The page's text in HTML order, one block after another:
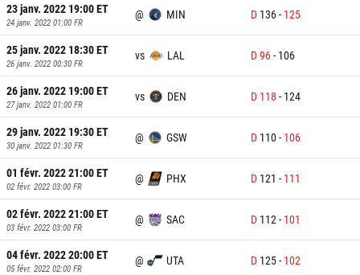
23 janv. 2022 19:00ET
24 janv. 2022 01:00 FR
@ MIN D 136- 125
25 janv. 2022 18:30ET
26 janv. 2022 00:30 FR
vs LAL D 96- 106
26 janv. 2022 19:00ET
27 janv. 2022 01:00 FR
vs DEN D 118 - 124
29 janv. 2022 19:30ET
30 janv. 2022 01:30 FR
@ GSW D 110- 106
01 févr. 2022 21:00ET
02 févr. 2022 03:00 FR
@ PHX D 121 - 111
02 févr. 2022 21:00ET
03 févr. 2022 03:00 FR
@ SAC D 112- 101
04 févr. 2022 20:00ET
05 févr. 2022 02:00 FR
@ UTA D 125- 102